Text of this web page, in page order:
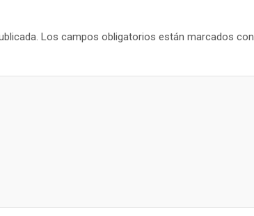
Los campos obligatorios están marcados con